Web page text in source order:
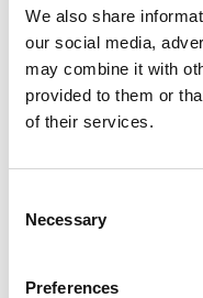
We also share
our social media,
may combine it with
provided to them or
of their services.
Selection
Necessary
Preferences